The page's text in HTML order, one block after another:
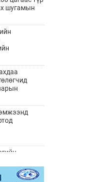
шугамын
хоёр жил